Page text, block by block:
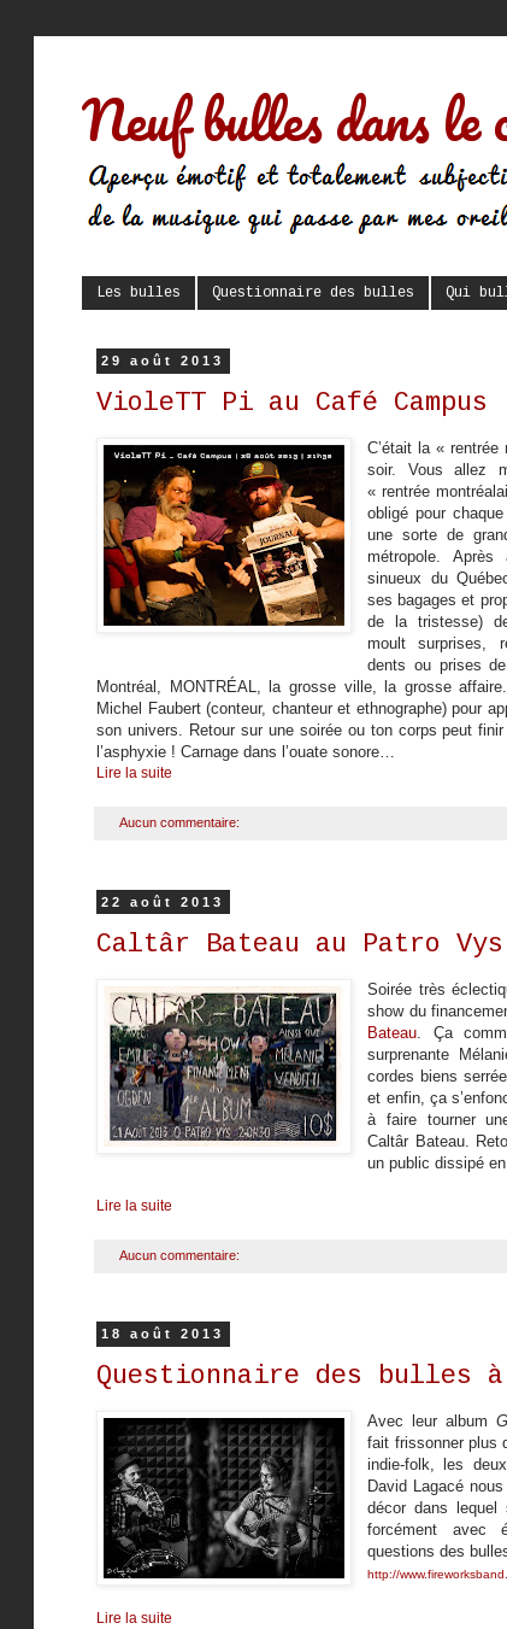
Neuf bulles dans le
Les bulles Questionnaire des bulles Qui
29 août 2013
VioleTT Pi au Café Campus
C’était la «
soir. Vous allez
« rentrée
obligé pour
une sorte de
métropole.
sinueux du
ses bagages et
de la tristesse)
moult surprises,
dents ou prises
Montréal, MONTRÉAL, la grosse ville, la grosse
Michel Faubert (conteur, chanteur et ethnographe) pour
son univers. Retour sur une soirée ou ton corps peut
l’asphyxie ! Carnage dans l’ouate sonore…
Lire la suite
Aucun commentaire:
22 août 2013
Caltâr Bateau au Patro Vys
Soirée très
show du
Bateau . Ça
surprenante
cordes biens
et enfin, ça
à faire tourner
Caltâr Bateau.
un public dissipé
Lire la suite
Aucun commentaire:
18 août 2013
Questionnaire des bulles
Avec leur album
fait frissonner plus
indie-folk, les
David Lagacé
décor dans lequel
forcément avec
questions des
http://
Lire la suite